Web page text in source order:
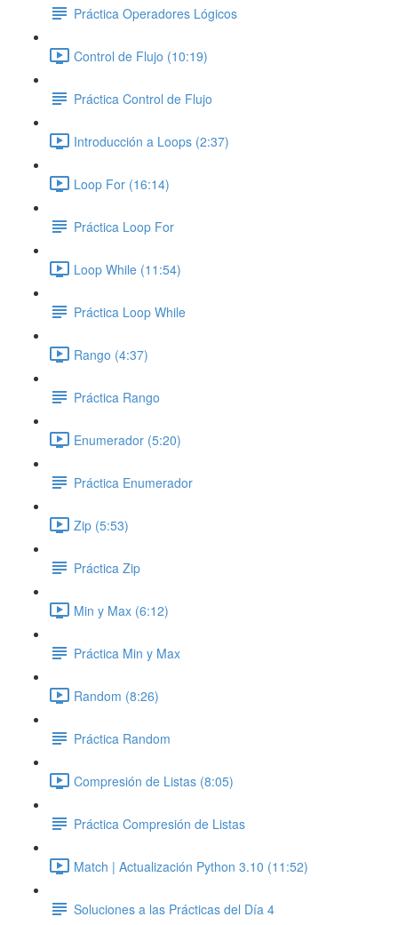
Práctica Operadores Lógicos
Control de Flujo (10:19)
Práctica Control de Flujo
Introducción a Loops (2:37)
Loop For (16:14)
Práctica Loop For
Loop While (11:54)
Práctica Loop While
Rango (4:37)
Práctica Rango
Enumerador (5:20)
Práctica Enumerador
Zip (5:53)
Práctica Zip
Min y Max (6:12)
Práctica Min y Max
Random (8:26)
Práctica Random
Compresión de Listas (8:05)
Práctica Compresión de Listas
Match | Actualización Python 3.10 (11:52)
Soluciones a las Prácticas del Día 4